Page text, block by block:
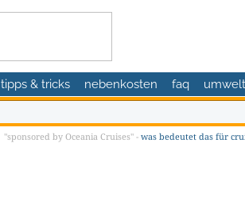
tipps & tricks nebenkosten faq umwelt
"sponsored by Oceania Cruises" - was bedeutet das für